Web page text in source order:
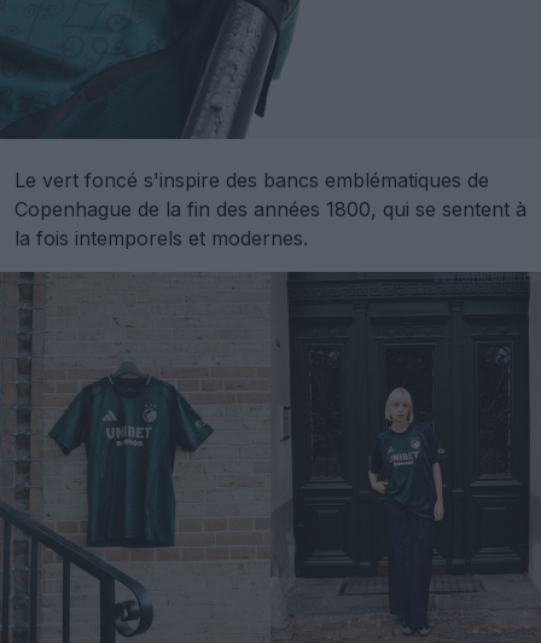
Le vert foncé s'inspire des bancs emblématiques de
Copenhague de la fin des années 1800, qui se sentent à
la fois intemporels et modernes.